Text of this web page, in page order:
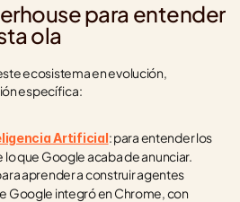
para entender
ola
ecosistema en evolución,
específica:
Artificial: para entender los
que Google acaba de anunciar.
aprender a construir agentes
Google integró en Chrome, con